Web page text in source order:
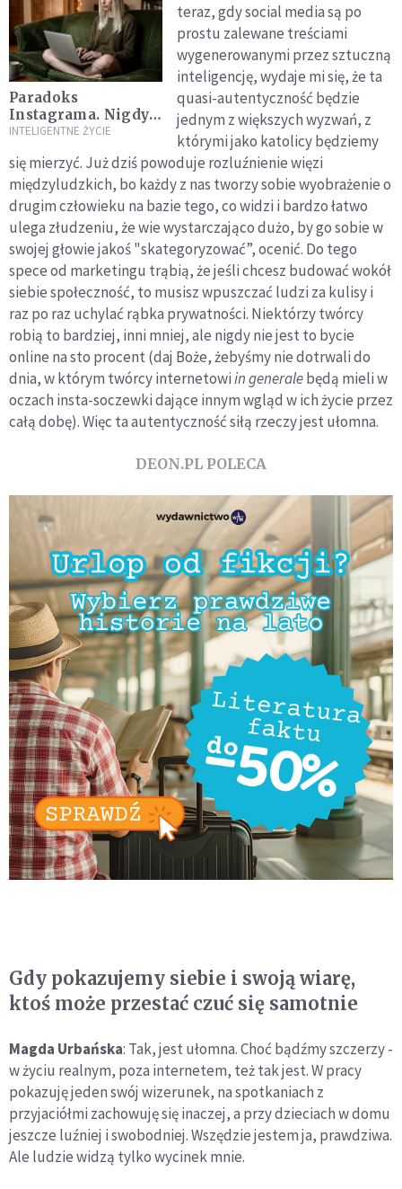
Paradoks
Instagrama. Nigdy
nie byliśmy tak
oddaleni
jednocześnie
INTELIGENTNE ŻYCIE
teraz, gdy social media są po
prostu zalewane treściami
wygenerowanymi przez sztuczną
inteligencję, wydaje mi się, że ta
quasi-autentyczność będzie
jednym z większych wyzwań, z
którymi jako katolicy będziemy
się mierzyć. Już dziś powoduje rozluźnienie więzi
międzyludzkich, bo każdy z nas tworzy sobie wyobrażenie o
drugim człowieku na bazie tego, co widzi i bardzo łatwo
ulega złudzeniu, że wie wystarczająco dużo, by go sobie w
swojej głowie jakoś "skategoryzować”, ocenić. Do tego
spece od marketingu trąbią, że jeśli chcesz budować wokół
siebie społeczność, to musisz wpuszczać ludzi za kulisy i
raz po raz uchylać rąbka prywatności. Niektórzy twórcy
robią to bardziej, inni mniej, ale nigdy nie jest to bycie
online na sto procent (daj Boże, żebyśmy nie dotrwali do
dnia, w którym twórcy internetowiin generalebędą mieli w
oczach insta-soczewki dające innym wgląd w ich życie przez
całą dobę). Więc ta autentyczność siłą rzeczy jest ułomna.
DEON.PL POLECA
Gdy pokazujemy siebie i swoją wiarę,
ktoś może przestać czuć się samotnie
Magda Urbańska: Tak, jest ułomna. Choć bądźmy szczerzy -
w życiu realnym, poza internetem, też tak jest. W pracy
pokazuję jeden swój wizerunek, na spotkaniach z
przyjaciółmi zachowuję się inaczej, a przy dzieciach w domu
jeszcze luźniej i swobodniej. Wszędzie jestem ja, prawdziwa.
Ale ludzie widzą tylko wycinek mnie.